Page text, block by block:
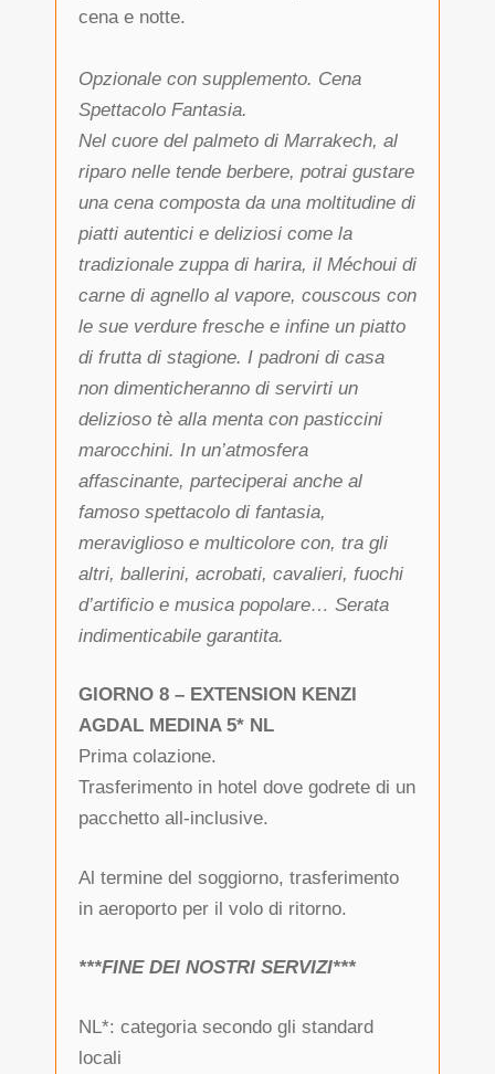
cena e notte.
Opzionale con supplemento. Cena
Spettacolo Fantasia.
Nel cuore del palmeto di Marrakech, al
riparo nelle tende berbere, potrai gustare
una cena composta da una moltitudine di
piatti autentici e deliziosi come la
tradizionale zuppa di harira, il Méchoui di
carne di agnello al vapore, couscous con
le sue verdure fresche e infine un piatto
di frutta di stagione. I padroni di casa
non dimenticheranno di servirti un
delizioso tè alla menta con pasticcini
marocchini. In un’atmosfera
affascinante, parteciperai anche al
famoso spettacolo di fantasia,
meraviglioso e multicolore con, tra gli
altri, ballerini, acrobati, cavalieri, fuochi
d’artificio e musica popolare… Serata
indimenticabile garantita.
GIORNO 8 – EXTENSION KENZI
AGDAL MEDINA 5* NL
Prima colazione.
Trasferimento in hotel dove godrete di un
pacchetto all-inclusive.
Al termine del soggiorno, trasferimento
in aeroporto per il volo di ritorno.
***FINE DEI NOSTRI SERVIZI***
NL*: categoria secondo gli standard
locali